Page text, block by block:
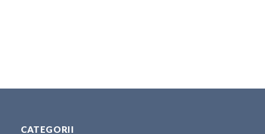
CATEGORII